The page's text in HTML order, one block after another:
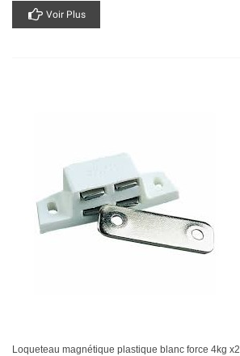
Voir Plus
Loqueteau magnétique plastique blanc force 4kg x2